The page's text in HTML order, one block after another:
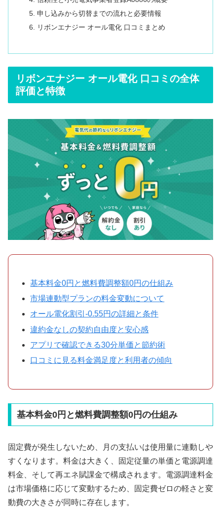
申し込みから切替までの流れと必要情報
リボンエナジー オール電化 口コミまとめ
リボンエナジー オール電化 口コミの全体
評価と特徴
基本料金0円と燃料費調整額0円の仕組み
市場連動型プランの料金変動について
オール電化割引-0.55円の詳細と条件
違約金なしの契約自由度と安心感
アプリで確認できる30分単価と節約術
口コミに見る料金満足度と利用者の傾向
基本料金0円と燃料費調整額0円の仕組み
固定費が発生しないため、月の支払いは使用量に連動しや
すくなります。料金は大きく、固定従量の単価と電源調達
料金、そして再エネ賦課金で構成されます。電源調達料金
は市場価格に応じて変動するため、固定費ゼロの軽さと変
動費の大きさが同時に存在します。